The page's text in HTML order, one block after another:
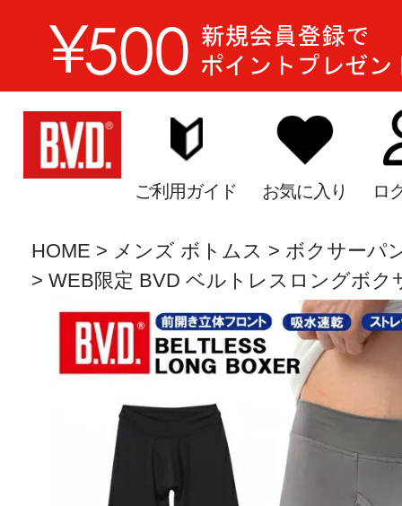
ご利用ガイド お気に入り ロ
HOME メンズ ボトムス
ボクサーパ
WEB限定 BVD ベルトレスロングボク